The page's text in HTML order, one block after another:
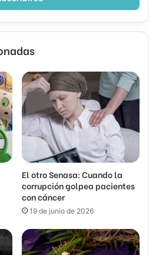
El otro Senasa: Cuando la
corrupción golpea pacientes
con cáncer
19 de junio de 2026